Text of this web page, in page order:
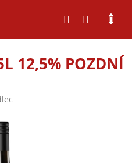
12,5% POZDNÍ